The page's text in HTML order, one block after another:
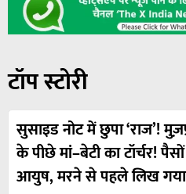
टॉप स्टोरी
सुसाइड नोट में छुपा ‘राज’!
के पीछे मां–बेटी का टॉर्चर!
आयुष, मरने से पहले लिख गया